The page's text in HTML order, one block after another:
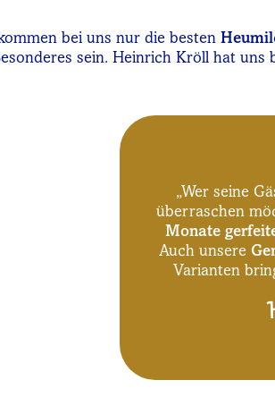
bei uns nur die besten
sein. Heinrich Kröll hat uns
„Wer seine
überraschen
Monate
Auch unsere
Varianten